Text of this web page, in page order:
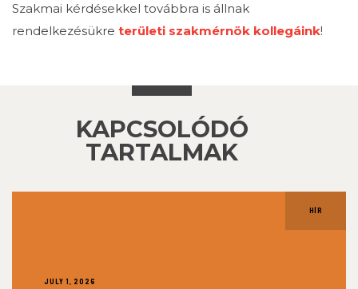
Szakmai kérdésekkel továbbra is állnak
rendelkezésükre területi szakmérnök kollegáink!
KAPCSOLÓDÓ
TARTALMAK
HÍR
JULY 1, 2026